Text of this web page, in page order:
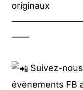
originaux
——
Suivez-
évènements FB